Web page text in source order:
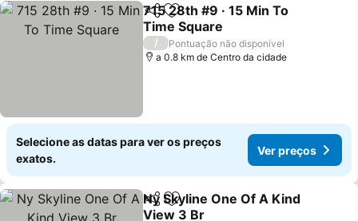
PartilharAdicionar aos favoritos
715 28th #9 · 15 Min To
Time Square
/
Pontuação não disponível
a 0.8 km de Centro da cidade
Selecione as datas para ver os preços
exatos.
Ver preços
PartilharAdicionar aos favoritos
Ny Skyline One Of A Kind
View 3 Br